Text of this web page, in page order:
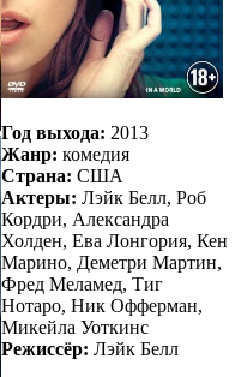
Год выхода: 2013
Жанр: комедия
Страна: США
Актеры: Лэйк Белл, Роб
Кордри, Александра
Холден, Ева Лонгория, Кен
Марино, Деметри Мартин,
Фред Меламед, Тиг
Нотаро, Ник Офферман,
Микейла Уоткинс
Режиссёр: Лэйк Белл